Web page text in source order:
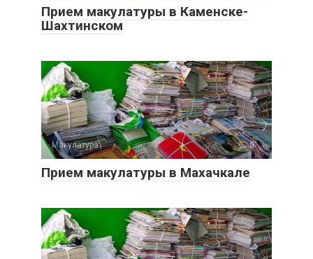
Прием макулатуры в Каменске-
Шахтинском
Макулатура 0
Прием макулатуры в Махачкале